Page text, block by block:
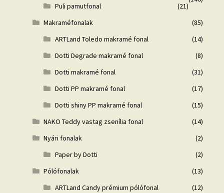
Puli pamutfonal
(21)
Makraméfonalak
(85)
ARTLand Toledo makramé fonal
(14)
Dotti Degrade makramé fonal
(8)
Dotti makramé fonal
(31)
Dotti PP makramé fonal
(17)
Dotti shiny PP makramé fonal
(15)
NAKO Teddy vastag zsenília fonal
(14)
Nyári fonalak
(2)
Paper by Dotti
(2)
Pólófonalak
(13)
ARTLand Candy prémium pólófonal
(12)